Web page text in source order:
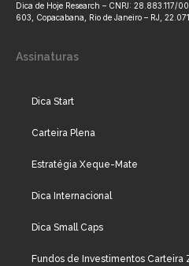
Dica de Hoje Research – CNPJ: 28.883.117/
603, Copacabana, Rio de Janeiro – RJ,
Assinaturas
Dica Start
Carteira Plena
Estratégia Xeque-Mate
Dica Internacional
Dica Small Caps
Fundos de Investimentos Carteira